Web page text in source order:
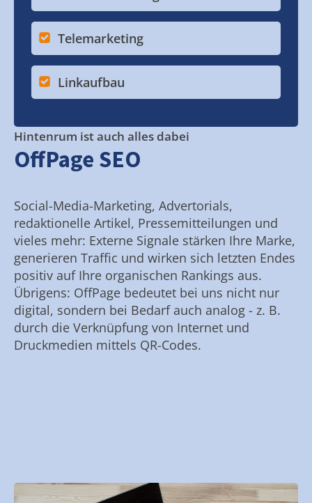
Telemarketing
Linkaufbau
Hintenrum ist auch alles dabei
OffPage SEO
Social-Media-Marketing, Advertorials,
redaktionelle Artikel, Pressemitteilungen und
vieles mehr: Externe Signale stärken Ihre Marke,
generieren Traffic und wirken sich letzten Endes
positiv auf Ihre organischen Rankings aus.
Übrigens: OffPage bedeutet bei uns nicht nur
digital, sondern bei Bedarf auch analog - z. B.
durch die Verknüpfung von Internet und
Druckmedien mittels QR-Codes.